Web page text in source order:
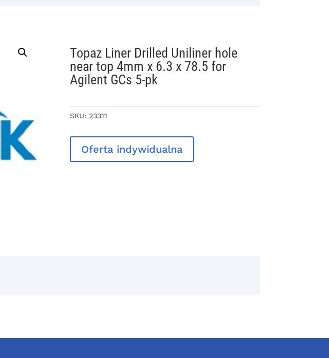
Topaz Liner Drilled Uniliner hole
near top 4mm x 6.3 x 78.5 for
Agilent GCs 5-pk
SKU: 23311
Oferta indywidualna